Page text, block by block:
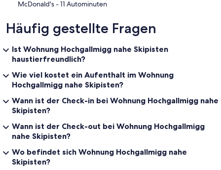
‪McDonald's - ‬11 Autominuten
Häufig gestellte Fragen
Ist Wohnung Hochgallmigg nahe Skipisten
haustierfreundlich?
Wie viel kostet ein Aufenthalt im Wohnung
Hochgallmigg nahe Skipisten?
Wann ist der Check-in bei Wohnung Hochgallmigg nahe
Skipisten?
Wann ist der Check-out bei Wohnung Hochgallmigg
nahe Skipisten?
Wo befindet sich Wohnung Hochgallmigg nahe
Skipisten?